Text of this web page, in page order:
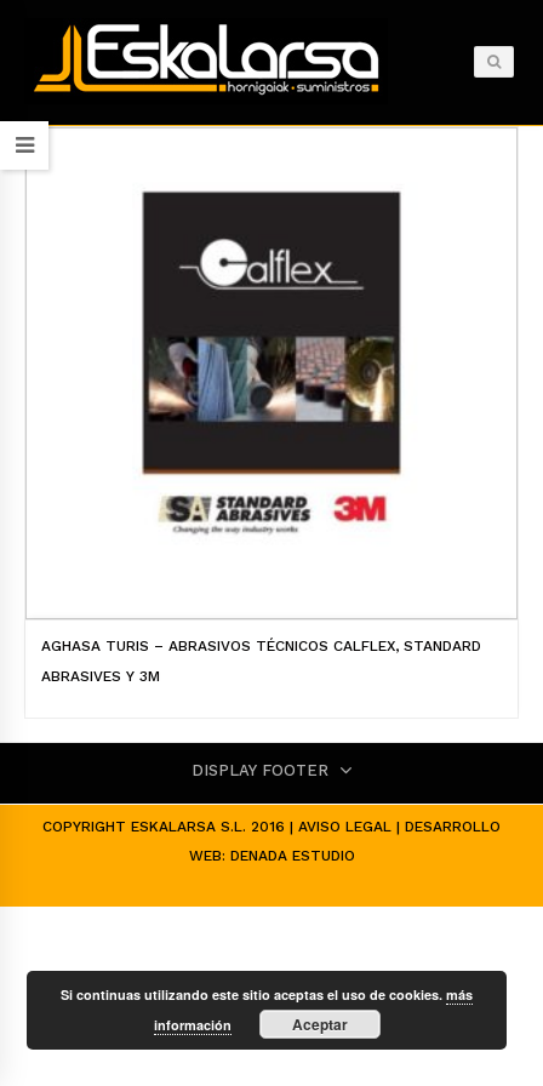
AGHASA TURIS – ABRASIVOS TÉCNICOS CALFLEX, STANDARD
ABRASIVES Y 3M
DISPLAY FOOTER
COPYRIGHT ESKALARSA S.L. 2016 | AVISO LEGAL | DESARROLLO
WEB: DENADA ESTUDIO
Si continuas utilizando este sitio aceptas el uso de cookies.más
información
Aceptar